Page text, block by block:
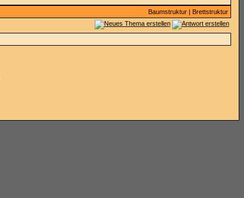
Baumstruktur| Brettstruktur